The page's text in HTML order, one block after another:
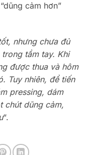
cảm hơn”
nhưng chưa đủ
tầm tay. Khi
được thua và hôm
Tuy nhiên, để tiến
pressing, dám
chút dũng cảm,
“.